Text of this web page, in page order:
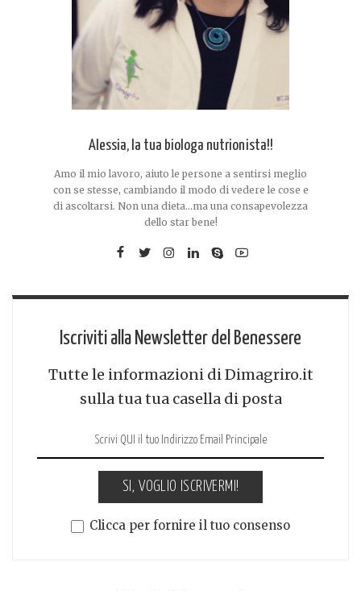
Alessia, la tua biologa nutrionista!!
Amo il mio lavoro, aiuto le persone a sentirsi meglio
con se stesse, cambiando il modo di vedere le cose e
di ascoltarsi. Non una dieta...ma una consapevolezza
dello star bene!
Iscriviti alla Newsletter del Benessere
Tutte le informazioni di Dimagriro.it
sulla tua tua casella di posta
SI, VOGLIO ISCRIVERMI!
Clicca per fornire il tuo consenso